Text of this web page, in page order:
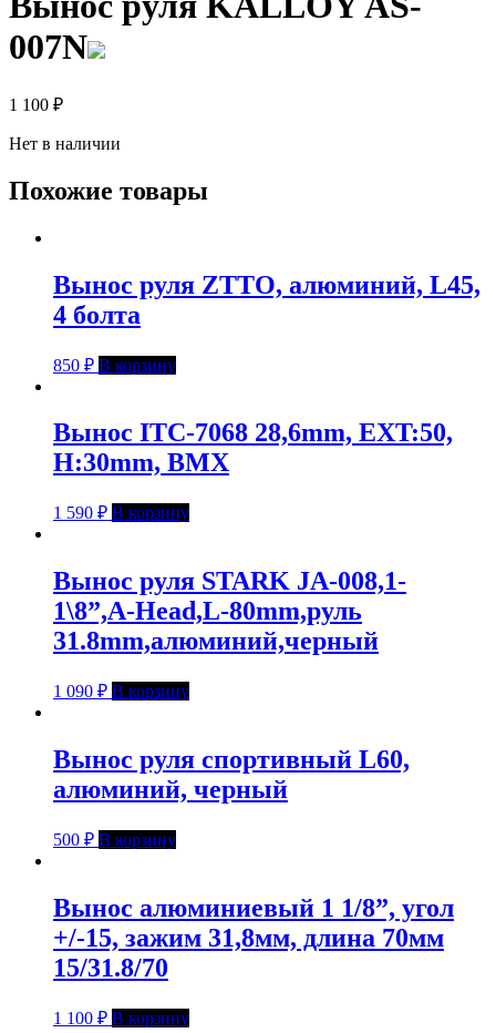
007N
1 100 ₽
Нет в наличии
Похожие товары
Вынос руля ZTTO, алюминий, L45,
4 болта
850 ₽ В корзину
Вынос ITC-7068 28,6mm, EXT:50,
Н:30mm, BMX
1 590 ₽ В корзину
Вынос руля STARK JA-008,1-
1\8”,A-Head,L-80mm,руль
31.8mm,алюминий,черный
1 090 ₽ В корзину
Вынос руля спортивный L60,
алюминий, черный
500 ₽ В корзину
Вынос алюминиевый 1 1/8”, угол
+/-15, зажим 31,8мм, длина 70мм
15/31.8/70
1 100 ₽ В корзину